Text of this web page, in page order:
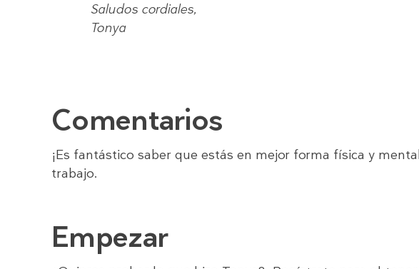
Saludos cordiales,
Tonya
Comentarios
¡Es fantástico saber que estás en mejor forma física y
trabajo.
Empezar